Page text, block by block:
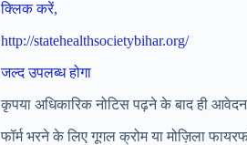
क्लिक करें,
http://statehealthsocietybihar.org/
जल्द उपलब्ध होगा
कृपया अधिकारिक नोटिस पढ़ने के बाद ही
फॉर्म भरने के लिए गूगल क्रोम या मोज़िला